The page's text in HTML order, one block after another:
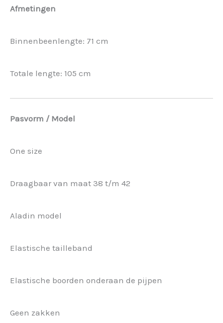
Afmetingen
Binnenbeenlengte: 71 cm
Totale lengte: 105 cm
Pasvorm / Model
One size
Draagbaar van maat 38 t/m 42
Aladin model
Elastische tailleband
Elastische boorden onderaan de pijpen
Geen zakken